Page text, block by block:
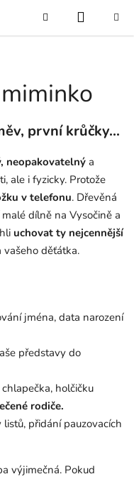
KOŠÍK
první krůčky...
neopakovatelný a
ale i fyzicky. Protože
v telefonu. Dřevěná
dílně na Vysočině a
uchovat ty nejcennější
vašeho děťátka.
jména, data narození
představy do
holčičku
rodiče.
přidání pauzovacích
výjimečná. Pokud